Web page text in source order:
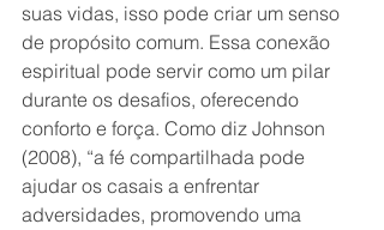
suas vidas, isso pode criar um senso
de propósito comum. Essa conexão
espiritual pode servir como um pilar
durante os desafios, oferecendo
conforto e força. Como diz Johnson
(2008), “a fé compartilhada pode
ajudar os casais a enfrentar
adversidades, promovendo uma